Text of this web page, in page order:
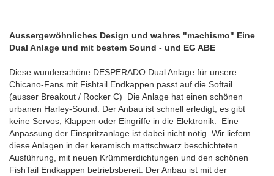
Aussergewöhnliches Design und wahres "machismo" Eine
Dual Anlage und mit bestem Sound - und EG ABE
Diese wunderschöne DESPERADO Dual Anlage für unsere
Chicano-Fans mit Fishtail Endkappen passt auf die Softail.
(ausser Breakout / Rocker C) Die Anlage hat einen schönen
urbanen Harley-Sound. Der Anbau ist schnell erledigt, es gibt
keine Servos, Klappen oder Eingriffe in die Elektronik. Eine
Anpassung der Einspritzanlage ist dabei nicht nötig. Wir liefern
diese Anlagen in der keramisch mattschwarz beschichteten
Ausführung, mit neuen Krümmerdichtungen und den schönen
FishTail Endkappen betriebsbereit. Der Anbau ist mit der